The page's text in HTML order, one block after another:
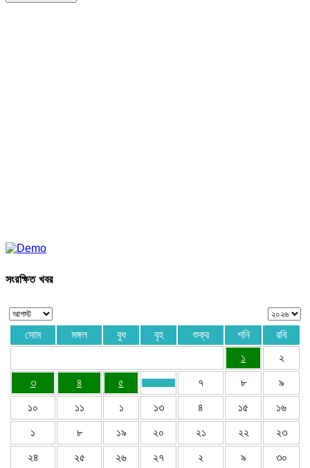
সংরক্ষিত খবর
সোম মঙ্গল বুধ বৃহ শুক্র শনি
রবি
১
২
৩ ৪ ৫ ৭ ৮ ৯
১০ ১১ ১ ১৩ ৪ ১৫ ১৬
১ ৮ ১৯ ২০ ২১ ২২ ২৩
২৪ ২৫ ২৬ ২৭ ২ ৯ ৩০